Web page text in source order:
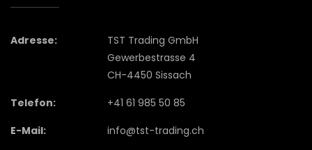
Adresse:
TST Trading GmbH
Gewerbestrasse 4
CH-4450 Sissach
Telefon:
+41 61 985 50 85
E-Mail:
info@tst-trading.ch